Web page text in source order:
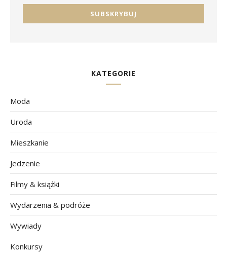
KATEGORIE
Moda
Uroda
Mieszkanie
Jedzenie
Filmy & książki
Wydarzenia & podróże
Wywiady
Konkursy